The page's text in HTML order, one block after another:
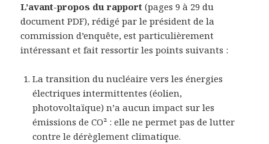
L’avant-propos du rapport(pages 9 à 29 du
document PDF), rédigé par le président de la
commission d’enquête, est particulièrement
intéressant et fait ressortir les points suivants :
La transition du nucléaire vers les énergies
électriques intermittentes (éolien,
photovoltaïque) n’a aucun impact sur les
émissions de CO² : elle ne permet pas de lutter
contre le dérèglement climatique.